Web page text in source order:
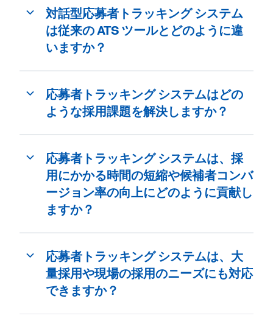
対話型応募者トラッキング システム
は従来の ATS ツールとどのように違
いますか？
応募者トラッキング システムはどの
ような採用課題を解決しますか？
応募者トラッキング システムは、採
用にかかる時間の短縮や候補者コンバ
ージョン率の向上にどのように貢献し
ますか？
応募者トラッキング システムは、大
量採用や現場の採用のニーズにも対応
できますか？